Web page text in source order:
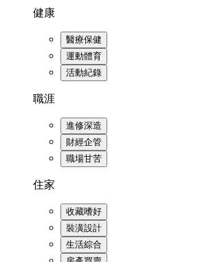
健康
醫療保健
運動體育
活動紀錄
職涯
進修深造
財經企管
職場甘苦
住家
收藏嗜好
裝潢設計
生活綜合